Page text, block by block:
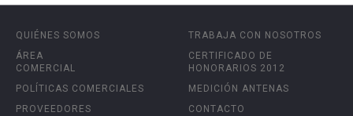
QUIÉNES SOMOS
ÁREA
COMERCIAL
POLÍTICAS COMERCIALES
PROVEEDORES
TRABAJA CON NOSOTROS
CERTIFICADO DE
HONORARIOS 2012
MEDICIÓN ANTENAS
CONTACTO